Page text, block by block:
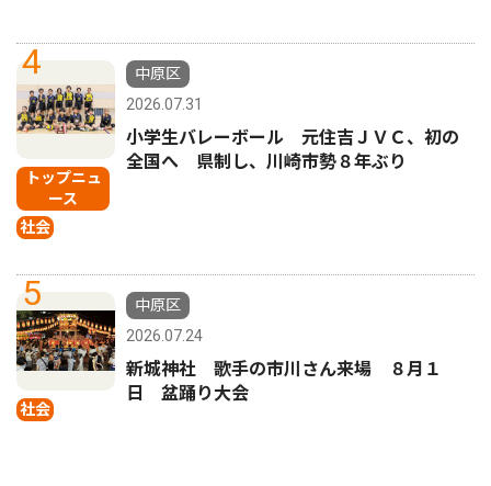
4
トップニュ
ース
社会
中原区
2026.07.31
小学生バレーボール 元住吉ＪＶＣ、初の
全国へ 県制し、川崎市勢８年ぶり
5
社会
中原区
2026.07.24
新城神社 歌手の市川さん来場 ８月１
日 盆踊り大会